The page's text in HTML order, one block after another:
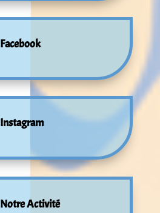
Facebook
Instagram
Notre Activité